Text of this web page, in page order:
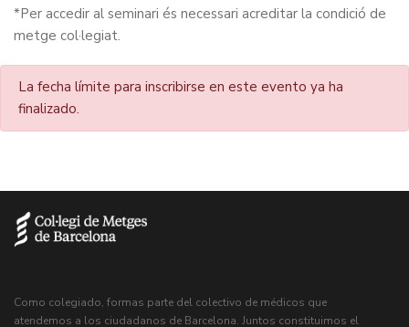
*Per accedir al seminari és necessari acreditar la condició de
metge col·legiat.
La fecha límite para inscribirse en este evento ya ha
finalizado.
Como colegiado, formas parte del colectivo de médicos que
atendemos a los ciudadanos de Barcelona. Juntos constituimos el